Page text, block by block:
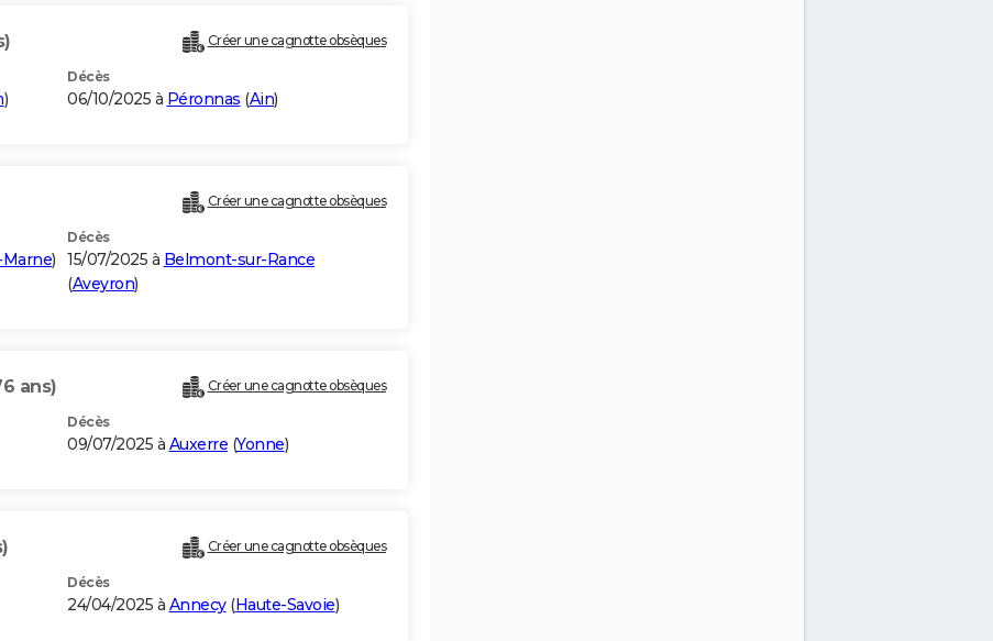
Créer une cagnotte obsèques
)
Décès
06/10/2025 à Péronnas (Ain)
Créer une cagnotte obsèques
Marne)
Décès
15/07/2025 à Belmont-sur-Rance
(Aveyron)
ans) Créer une cagnotte obsèques
Décès
09/07/2025 à Auxerre (Yonne)
Créer une cagnotte obsèques
Décès
24/04/2025 à Annecy(Haute-Savoie)